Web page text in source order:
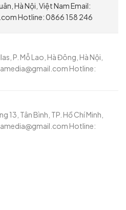
Hà Nội, Việt Nam Email:
Hotline: 0866 158 246
P. Mỗ Lao, Hà Đông, Hà Nội,
Hotline:
13, Tân Bình, TP. Hồ Chí Minh,
Hotline: